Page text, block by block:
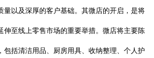
量以及深厚的客户基础。其微店的开启，是将
伸至线上零售市场的重要举措。微店将主要陈
包括清洁用品、厨房用具、收纳整理、个人护